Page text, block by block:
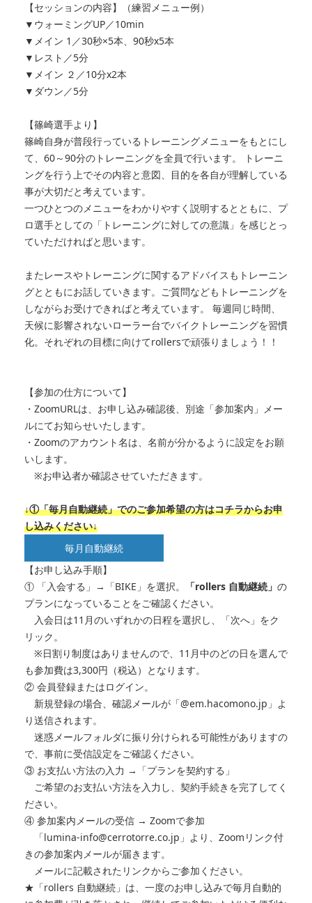
【セッションの内容】（練習メニュー例）
▼ウォーミングUP／10min
▼メイン 1／30秒×5本、90秒x5本
▼レスト／5分
▼メイン ２／10分x2本
▼ダウン／5分
【篠崎選手より】
篠崎自身が普段行っているトレーニングメニューをもとにし
て、60～90分のトレーニングを全員で行います。 トレーニ
ングを行う上でその内容と意図、目的を各自が理解している
事が大切だと考えています。
一つひとつのメニューをわかりやすく説明するとともに、プ
ロ選手としての「トレーニングに対しての意識」を感じとっ
ていただければと思います。
またレースやトレーニングに関するアドバイスもトレーニン
グとともにお話していきます。ご質問などもトレーニングを
しながらお受けできればと考えています。 毎週同じ時間、
天候に影響されないローラー台でバイクトレーニングを習慣
化。それぞれの目標に向けてrollersで頑張りましょう！！
【参加の仕方について】
・ZoomURLは、お申し込み確認後、別途「参加案内」メー
ルにてお知らせいたします。
・Zoomのアカウント名は、名前が分かるように設定をお願
いします。
※お申込者か確認させていただきます。
↓①「毎月自動継続」でのご参加希望の方はコチラからお申
し込みください↓
毎月自動継続
【お申し込み手順】
① 「入会する」→「BIKE」を選択。
「rollers 自動継続」 の
プランになっていることをご確認ください。
入会日は11月のいずれかの日程を選択し、「次へ」をク
リック。
※日割り制度はありませんので、11月中のどの日を選んで
も参加費は3,300円（税込）となります。
② 会員登録またはログイン。
新規登録の場合、確認メールが「@em.hacomono.jp」よ
り送信されます。
迷惑メールフォルダに振り分けられる可能性がありますの
で、事前に受信設定をご確認ください。
③ お支払い方法の入力 →「プランを契約する」
ご希望のお支払い方法を入力し、契約手続きを完了してく
ださい。
④ 参加案内メールの受信 → Zoomで参加
「lumina-info@cerrotorre.co.jp」より、Zoomリンク付
きの参加案内メールが届きます。
メールに記載されたリンクからご参加ください。
★「rollers 自動継続」は、一度のお申し込みで毎月自動的